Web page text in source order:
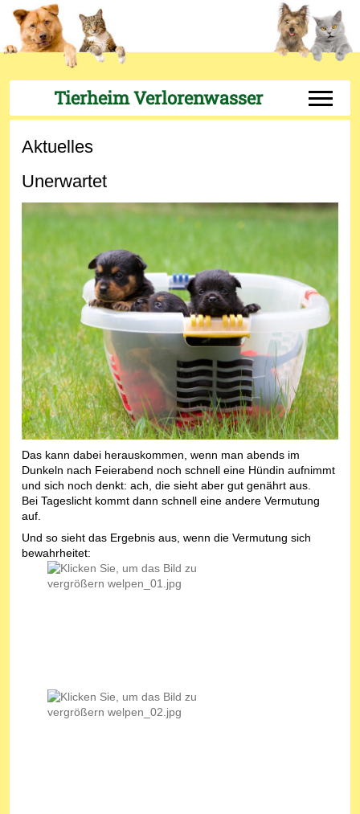
Tierheim Verlorenwasser Off-
Aktuelles
Unerwartet
Das kann dabei herauskommen, wenn man abends im
Dunkeln nach Feierabend noch schnell eine Hündin aufnimmt
und sich noch denkt: ach, die sieht aber gut genährt aus.
Bei Tageslicht kommt dann schnell eine andere Vermutung
auf.
Und so sieht das Ergebnis aus, wenn die Vermutung sich
bewahrheitet: